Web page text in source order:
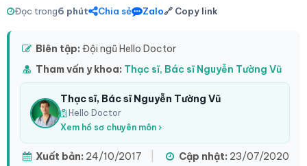
Đọc trong6 phút Chia sẻ Zalo🔗 Copy link
Biên tập: Đội ngũ Hello Doctor
Tham vấn y khoa: Thạc sĩ, Bác sĩ Nguyễn Tường Vũ
Thạc sĩ, Bác sĩ Nguyễn Tường Vũ
Hello Doctor
Xem hồ sơ chuyên môn ›
Xuất bản: 24/10/2017 Cập nhật: 23/07/2020